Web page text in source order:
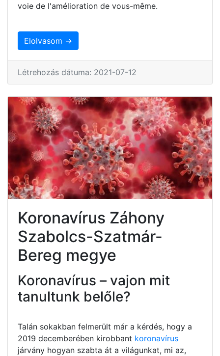
voie de l'amélioration de vous-même.
Elolvasom →
Létrehozás dátuma: 2021-07-12
Koronavírus Záhony
Szabolcs-Szatmár-
Bereg megye
Koronavírus – vajon mit
tanultunk belőle?
Talán sokakban felmerült már a kérdés, hogy a
2019 decemberében kirobbant koronavírus
járvány hogyan szabta át a világunkat, mi az,